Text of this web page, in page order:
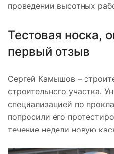
проведении высотных
Тестовая носка,
первый отзыв
Сергей Камышов –
строительного участка.
специализацией по
попросили его
течение недели новую